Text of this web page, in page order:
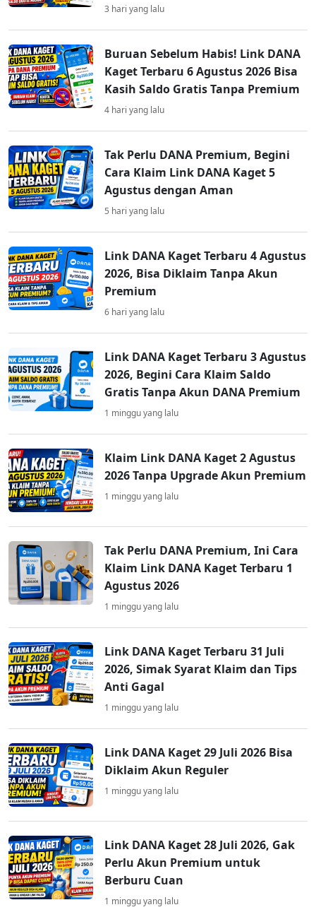
3 hari yang lalu
Buruan Sebelum Habis! Link DANA
Kaget Terbaru 6 Agustus 2026 Bisa
Kasih Saldo Gratis Tanpa Premium
4 hari yang lalu
Tak Perlu DANA Premium, Begini
Cara Klaim Link DANA Kaget 5
Agustus dengan Aman
5 hari yang lalu
Link DANA Kaget Terbaru 4 Agustus
2026, Bisa Diklaim Tanpa Akun
Premium
6 hari yang lalu
Link DANA Kaget Terbaru 3 Agustus
2026, Begini Cara Klaim Saldo
Gratis Tanpa Akun DANA Premium
1 minggu yang lalu
Klaim Link DANA Kaget 2 Agustus
2026 Tanpa Upgrade Akun Premium
1 minggu yang lalu
Tak Perlu DANA Premium, Ini Cara
Klaim Link DANA Kaget Terbaru 1
Agustus 2026
1 minggu yang lalu
Link DANA Kaget Terbaru 31 Juli
2026, Simak Syarat Klaim dan Tips
Anti Gagal
1 minggu yang lalu
Link DANA Kaget 29 Juli 2026 Bisa
Diklaim Akun Reguler
1 minggu yang lalu
Link DANA Kaget 28 Juli 2026, Gak
Perlu Akun Premium untuk
Berburu Cuan
1 minggu yang lalu